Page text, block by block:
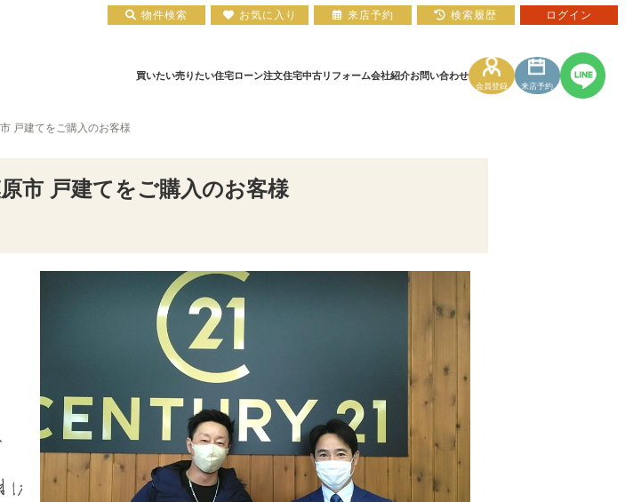
買いたい
中古一戸建て 中古マンション
売りたい住宅ローン
住宅ローンコラム
注文住宅
ついて 建築実績
中古リフォーム会社紹介
の声 平塚店 小田原店
お問い合わせ
会員登録 来店予約
戸建てをご購入のお客様
市 戸建てをご購入のお客様
物件検索 お気に入り 来店予約 検索履歴 ログイン